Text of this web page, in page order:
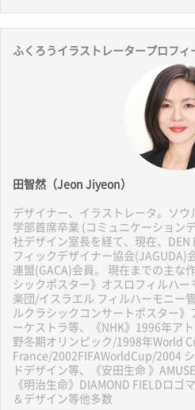
ふくろうイラストレータープロフィ
田智然（Jeon Jiyeon）
デザイナー、イラストレータ。ソ
学部首席卒業 (コミュニケーション
社デザイン室長を経て、現在、DEN
フィックデザイナー協会(JAGUDA)
連盟(GACA)会員。 現在までの主な
シックポスター》オスロフィルハ
楽団/イスラエル フィルハーモニー
ルクラシックコンサートポスター
ーケストラ等、《NHK》1996年ア
野冬期オリンピック/1998年World
France/2002FIFAWorldCup/2004
ドデザイン等、《安田生命 》
《明治生命》DIAMOND FIELDロゴ
＆デザイン等他多数